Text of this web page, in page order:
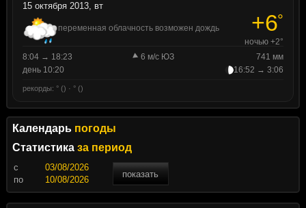
15 октября 2013, вт
переменная облачность возможен дождь +6°
ночью +2°
8:04 → 18:23
6 м/с ЮЗ
741 мм
день 10:20
16:52 → 3:06
рекорды: ° () · ° ()
Календарь погоды
Статистика за период
c
показать
по